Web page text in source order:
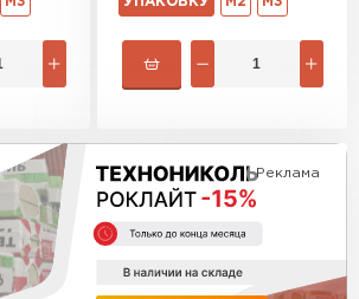
Реклама
Эковер
Утеплитель Тимплэкс
ПЕРЕЙТИ
Термит
Ruspanel